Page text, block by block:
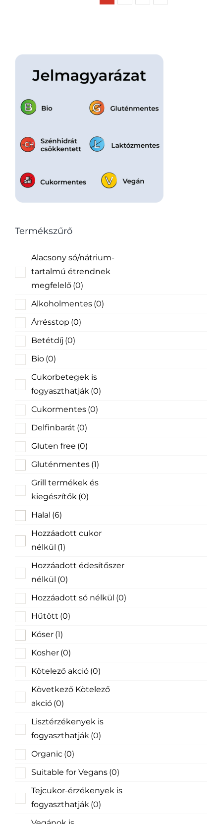
Termékszűrő
Alacsony só/nátrium-
tartalmú étrendnek
megfelelő (0)
Alkoholmentes (0)
Árrésstop (0)
Betétdíj (0)
Bio (0)
Cukorbetegek is
fogyaszthatják (0)
Cukormentes (0)
Delfinbarát (0)
Gluten free (0)
Gluténmentes (1)
Grill termékek és
kiegészítők (0)
Halal (6)
Hozzáadott cukor
nélkül (1)
Hozzáadott édesítőszer
nélkül (0)
Hozzáadott só nélkül (0)
Hűtött (0)
Kóser (1)
Kosher (0)
Kötelező akció (0)
Következő Kötelező
akció (0)
Lisztérzékenyek is
fogyaszthatják (0)
Organic (0)
Suitable for Vegans (0)
Tejcukor-érzékenyek is
fogyaszthatják (0)